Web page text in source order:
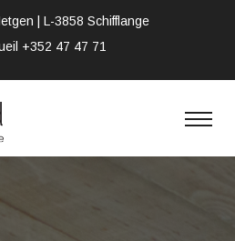
| L-3858 Schifflange
+352 47 47 71